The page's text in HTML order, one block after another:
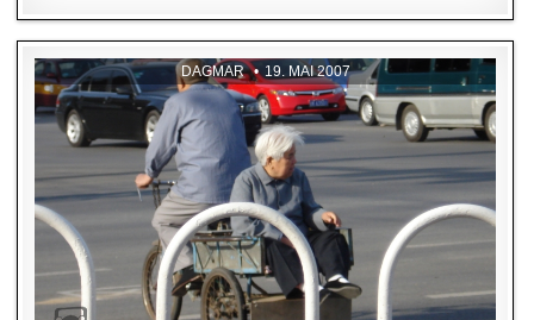
DAGMAR 19. MAI 2007